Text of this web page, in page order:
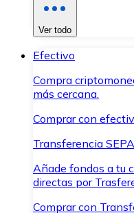
Ver todo
Efectivo
Compra
más cercana.
Comprar con
Transferencia SEPA
Añade fondos a tu
directas por
Comprar con